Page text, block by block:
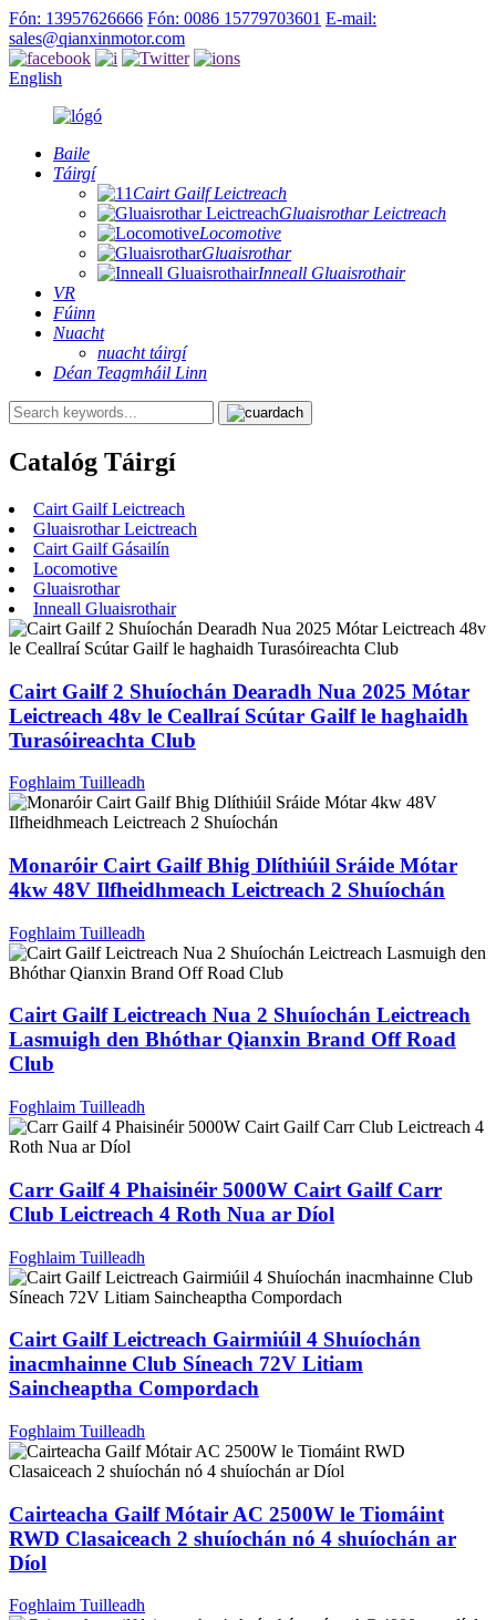
Fón: 13957626666 Fón: 0086 15779703601 E-mail:
sales@qianxinmotor.com
English
Baile
Táirgí
Cairt Gailf Leictreach
Gluaisrothar Leictreach
Locomotive
Gluaisrothar
Inneall Gluaisrothair
VR
Fúinn
Nuacht
nuacht táirgí
Déan Teagmháil Linn
Catalóg Táirgí
Cairt Gailf Leictreach
Gluaisrothar Leictreach
Cairt Gailf Gásailín
Locomotive
Gluaisrothar
Inneall Gluaisrothair
Cairt Gailf 2 Shuíochán Dearadh Nua 2025 Mótar
Leictreach 48v le Ceallraí Scútar Gailf le haghaidh
Turasóireachta Club
Foghlaim Tuilleadh
Monaróir Cairt Gailf Bhig Dlíthiúil Sráide Mótar
4kw 48V Ilfheidhmeach Leictreach 2 Shuíochán
Foghlaim Tuilleadh
Cairt Gailf Leictreach Nua 2 Shuíochán Leictreach
Lasmuigh den Bhóthar Qianxin Brand Off Road
Club
Foghlaim Tuilleadh
Carr Gailf 4 Phaisinéir 5000W Cairt Gailf Carr
Club Leictreach 4 Roth Nua ar Díol
Foghlaim Tuilleadh
Cairt Gailf Leictreach Gairmiúil 4 Shuíochán
inacmhainne Club Síneach 72V Litiam
Saincheaptha Compordach
Foghlaim Tuilleadh
Cairteacha Gailf Mótair AC 2500W le Tiomáint
RWD Clasaiceach 2 shuíochán nó 4 shuíochán ar
Díol
Foghlaim Tuilleadh